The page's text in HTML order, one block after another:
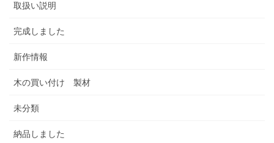
取扱い説明
完成しました
新作情報
木の買い付け 製材
未分類
納品しました